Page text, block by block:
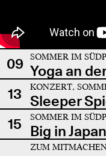
09 SOMMER IM
Yoga an
13
KONZERT,
Sleeper
15
SOMMER IM
Big in Japan
ZUM